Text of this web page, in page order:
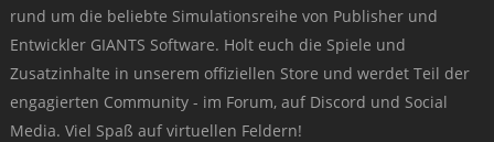
rund um die beliebte Simulationsreihe von Publisher und
Entwickler GIANTS Software. Holt euch die Spiele und
Zusatzinhalte in unserem offiziellen Store und werdet Teil der
engagierten Community - im Forum, auf Discord und Social
Media. Viel Spaß auf virtuellen Feldern!